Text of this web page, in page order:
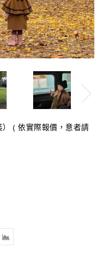
( 依實際報價，意者請